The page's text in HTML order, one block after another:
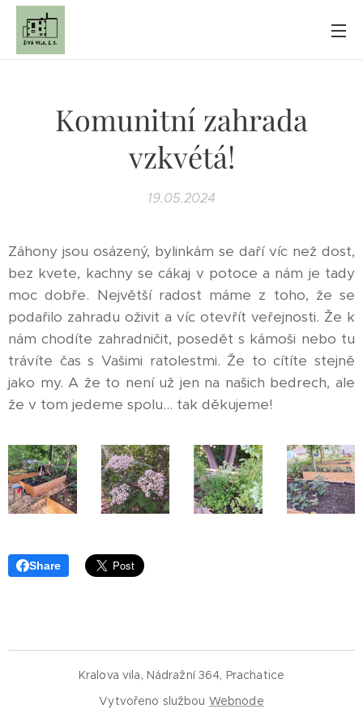
Komunitní zahrada
vzkvétá!
19.05.2024
Záhony jsou osázený, bylinkám se daří víc než dost,
bez kvete, kachny se cákaj v potoce a nám je tady
moc dobře. Největší radost máme z toho, že se
podařilo zahradu oživit a víc otevřít veřejnosti. Že k
nám chodíte zahradničit, posedět s kámoši nebo tu
trávíte čas s Vašimi ratolestmi. Že to cítíte stejně
jako my. A že to není už jen na našich bedrech, ale
že v tom jedeme spolu... tak děkujeme!
Share
Kralova vila, Nádražní 364, Prachatice
Vytvořeno službou Webnode